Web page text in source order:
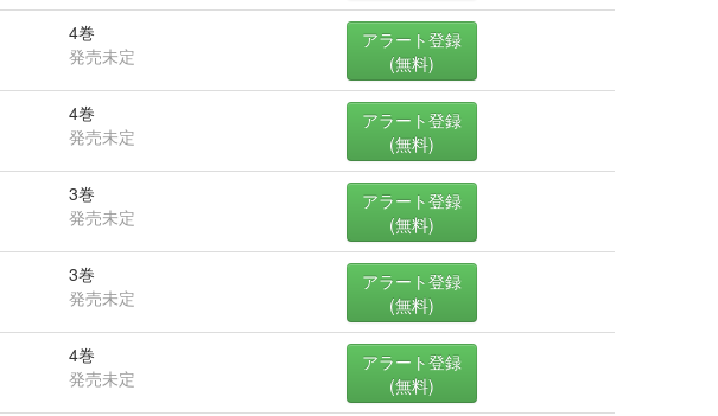
4巻
発売未定
アラート登録
(無料)
4巻
発売未定
アラート登録
(無料)
3巻
発売未定
アラート登録
(無料)
3巻
発売未定
アラート登録
(無料)
4巻
発売未定
アラート登録
(無料)